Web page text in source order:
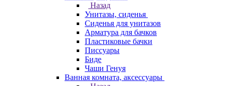
Назад
Унитазы, сиденья
Сиденья для унитазов
Арматура для бачков
Пластиковые бачки
Писсуары
Биде
Чаши Генуя
Ванная комната, аксессуары